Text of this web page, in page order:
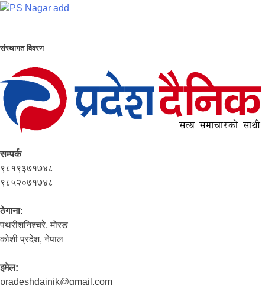
संस्थागत विवरण
सम्पर्क
९८१९३७१७४८
९८५२०७१७४८
ठेगाना:
पथरीशनिश्‍चरे, मोरङ
कोशी प्रदेश, नेपाल
इमेल:
pradeshdainik@gmail.com